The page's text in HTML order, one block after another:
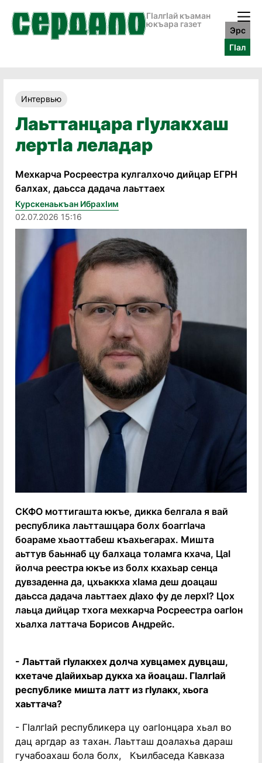
ГӀалгӀай къаман
юкъара газет
Эрс
ГӀал
Интервью
Лаьттанцара гӏулакхаш
лертӏа леладар
Мехкарча Росреестра кулгалхочо дийцар ЕГРН
балхах, даьсса дадача лаьттаех
Курскенаькъан Ибрахӏим
02.07.2026 15:16
СКФО моттигашта юкъе, дикка белгала я вай
республика лаьтташцара болх боаггӏача
боараме хьаоттабеш къахьегарах. Мишта
аьттув баьннаб цу балхаца толамга кхача, Цаӏ
йолча реестра юкъе из болх кхахьар сенца
дувзаденна да, цхьаккха хӏама деш доацаш
даьсса дадача лаьттаех дӏахо фу де лерхӏ? Цох
лаьца дийцар тхога мехкарча Росреестра оагӏон
хьалха латтача Борисов Андрейс.
- Лаьттай гӏулакхех долча хувцамех дувцаш,
кхетаче дӏайихьар дукха ха йоацаш. Гӏалгӏай
республике мишта латт из гӏулакх, хьога
хаьттача?
- Гӏалгӏай республикера цу оагӏонцара хьал во
дац аргдар аз тахан. Лаьтташ доалахьа дараш
гучабоахаш бола болх, Къилбаседа Кавказа